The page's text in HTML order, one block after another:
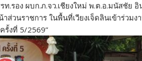
.รอง ผบก.ภ.จว.เชียงใหม่ พ.ต.อ.มนัสชัย
วนราชการ ในพื้นที่เวียงเจ็ดลินเข้าร่วมง
รั้งที่ 5/2569”